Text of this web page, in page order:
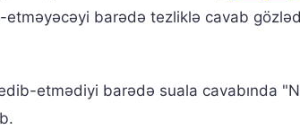
etməyəcəyi barədə tezliklə cavab
etmədiyi barədə suala cavabında